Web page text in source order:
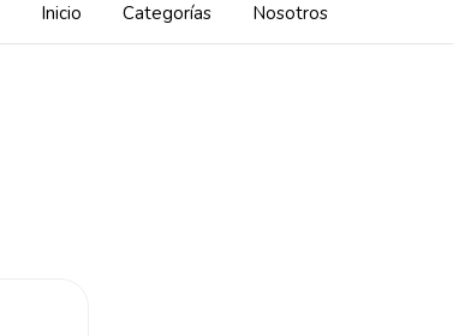
Inicio Categorías Nosotros